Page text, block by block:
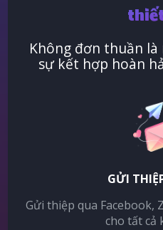
Không đơn thuần
sự kết hợp hoàn
GỬI
Gửi thiệp qua Facebook,
cho tất cả